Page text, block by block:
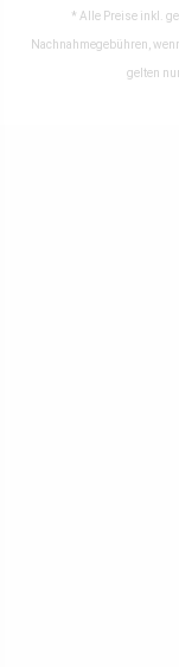
* Alle Preise inkl.
Nachnahmegebühren,
gelten